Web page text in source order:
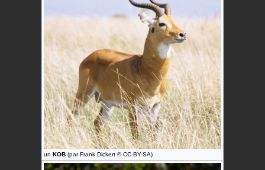
un KOB (par Frank Dickert © CC-BY-SA)